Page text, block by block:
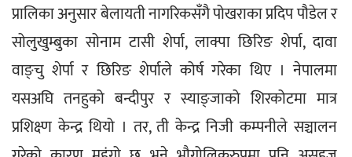
प्रालिका अनुसार बेलायती नागरिकसँगै पोखराका प्रदिप पौडेल र
सोलुखुम्बुका सोनाम टासी शेर्पा, लाक्पा छिरिङ शेर्पा, दावा
वाङ्चु शेर्पा र छिरिङ शेर्पाले कोर्ष गरेका थिए । नेपालमा
यसअघि तनहुको बन्दीपुर र स्याङ्जाको शिरकोटमा मात्र
प्रशिक्ष्ण केन्द्र थियो । तर, ती केन्द्र निजी कम्पनीले सञ्चालन